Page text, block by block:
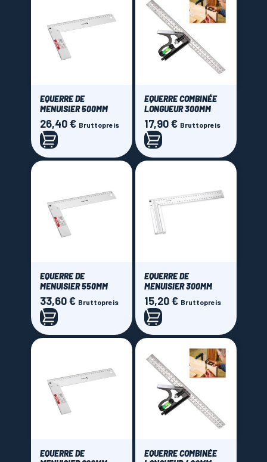
EQUERRE DE
MENUISIER 500MM
Preis
26,40 € Bruttopreis
EQUERRE COMBINÉE
LONGUEUR 300MM
Preis
17,90 € Bruttopreis
EQUERRE DE
MENUISIER 550MM
Preis
33,60 € Bruttopreis
EQUERRE DE
MENUISIER 300MM
Preis
15,20 € Bruttopreis
EQUERRE DE
EQUERRE COMBINÉE